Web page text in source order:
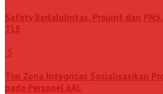
Safety Berlalulintas, Prajurit dan PNS
TLE
5
Tim Zona Integritas Sosialisasikan
pada Personel AAL